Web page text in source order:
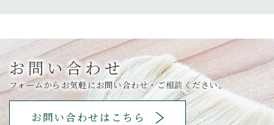
お問い合わせ
フォームからお気軽にお問い合わせ・ご相談ください。
お問い合わせはこちら